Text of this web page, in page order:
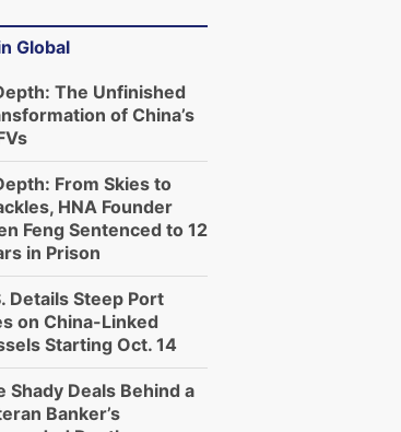
Global
The Unfinished
of China’s
From Skies to
HNA Founder
Feng Sentenced to 12
in Prison
Details Steep Port
on China-Linked
Starting Oct. 14
Shady Deals Behind a
Banker’s